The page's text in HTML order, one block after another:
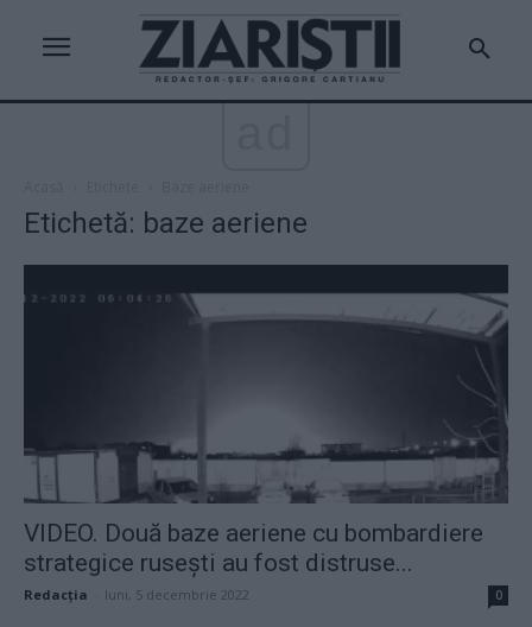
Etichetă: baze aeriene
VIDEO. Două baze aeriene cu bombardiere
strategice rusești au fost distruse...
Redacţia luni, 5 decembrie 2022 0